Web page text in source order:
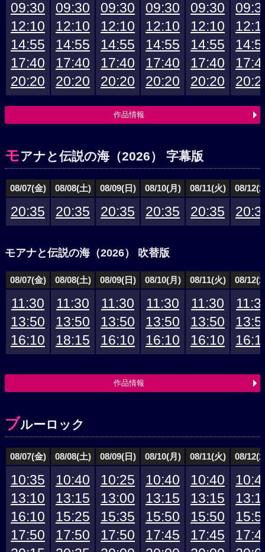
09:30
12:10
14:55
17:40
20:20
09:30
12:10
14:55
17:40
20:20
09:30
12:10
14:55
17:40
20:20
09:30
12:10
14:55
17:40
20:20
09:30
12:10
14:55
17:40
20:20
作品情報
モアナと伝説の海（2026） 字幕版
08/07(金) 08/08(土) 08/09(日) 08/10(月) 08/11(火) 08/12(
20:35 20:35 20:35 20:35 20:35
モアナと伝説の海（2026） 吹替版
08/07(金) 08/08(土) 08/09(日) 08/10(月) 08/11(火) 08/12(
11:30
13:50
16:10
11:30
13:50
18:15
11:30
13:50
16:10
11:30
13:50
16:10
11:30
13:50
16:10
作品情報
ブルーロック
08/07(金) 08/08(土) 08/09(日) 08/10(月) 08/11(火) 08/12(
10:35
13:10
16:10
17:50
10:40
13:15
15:25
17:50
10:25
13:00
15:35
17:50
10:40
13:15
15:50
17:45
10:40
13:15
15:50
17:45